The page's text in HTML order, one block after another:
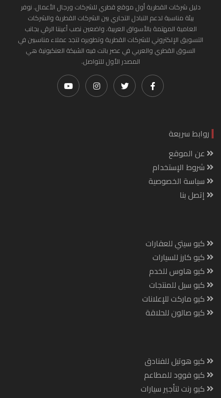
دليل شركات القطرية أول موقع قطري للشركات ورجال الأعمال. نوفر
بيئة مناسبة لدعم التبادل التجاري بين الشركات القطرية والشركات
العامية المهتمة بالأسواق العربية. واضعين نصب أعيننا الرقي بجانب
التسويق الإلكتروني للشركات القطرية وتطويره لتجد عملاء مناسبين في
السوق القطري والعربي في عصر باتت فيه الشبكة العنكبونية هي
المصدر الأول للتواصل.
روابط سريعة
عن الموقع
شروط الإستخدام
سياسة الخصوصية
إتصل بنا
كيو سيتي للعقارات
كيو كارز للسيارات
كيو هاوس للخدم
كيو سيل للمنتجات
كيو ماركت للإعلانات
كيو صالون للحلاقة
كيو هوتيل للفنادق
كيو فوود للمطاعم
كيو رنت لتأجير سيارات